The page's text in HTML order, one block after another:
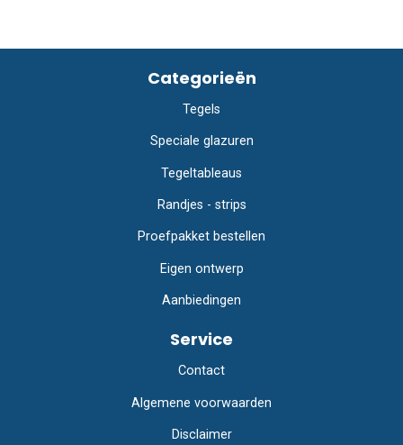
Categorieën
Tegels
Speciale glazuren
Tegeltableaus
Randjes - strips
Proefpakket bestellen
Eigen ontwerp
Aanbiedingen
Service
Contact
Algemene voorwaarden
Disclaimer